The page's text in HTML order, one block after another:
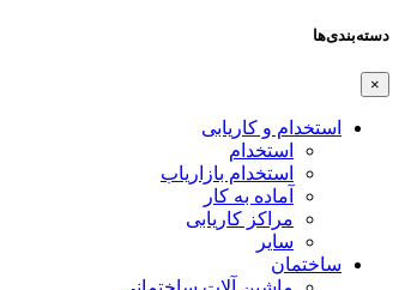
دسته‌بندی‌ها
×
استخدام و کاریابی
استخدام
استخدام بازاریاب
آماده به کار
مراکز کاریابی
سایر
ساختمان